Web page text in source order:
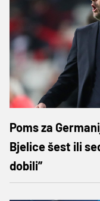
Poms za
Bjelice šest ili
dobili”